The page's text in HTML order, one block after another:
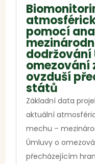
pomocí
dodržování
omezování
ovzduší
států
Základní data
aktuální
mechu –
Úmluvy o
přecházejícím